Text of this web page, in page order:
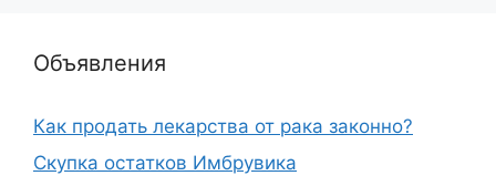
Объявления
Как продать лекарства от рака законно?
Скупка остатков Имбрувика